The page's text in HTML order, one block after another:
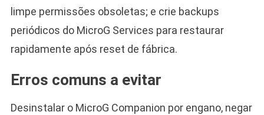
limpe permissões obsoletas; e crie backups
periódicos do MicroG Services para restaurar
rapidamente após reset de fábrica.
Erros comuns a evitar
Desinstalar o MicroG Companion por engano, negar